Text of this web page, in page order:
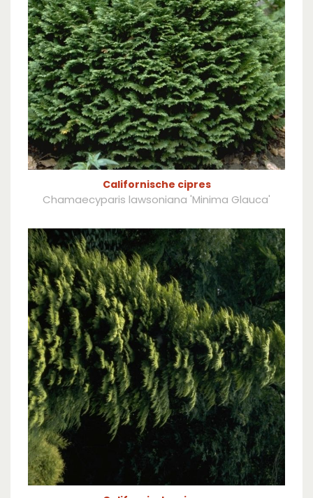
Californische cipres
Chamaecyparis lawsoniana 'Minima Glauca'